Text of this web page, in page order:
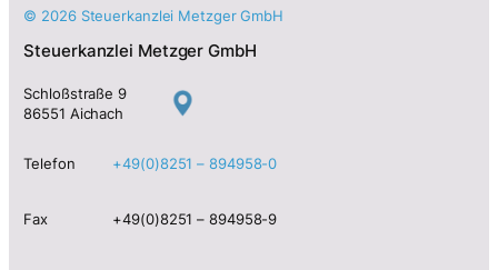
© 2026 Steuerkanzlei Metzger GmbH
Steuerkanzlei Metzger GmbH
Schloßstraße 9
86551 Aichach
Telefon +49(0)8251 – 894958-0
Fax +49(0)8251 – 894958-9